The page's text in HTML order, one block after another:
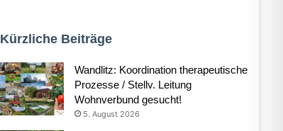
Kürzliche Beiträge
Wandlitz: Koordination therapeutische
Prozesse / Stellv. Leitung
Wohnverbund gesucht!
5. August 2026